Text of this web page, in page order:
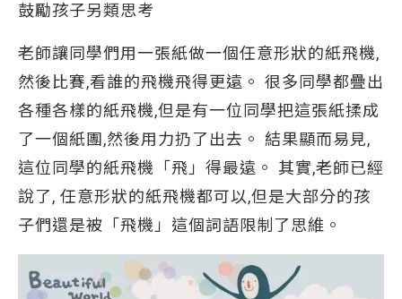
鼓勵孩子另類思考
老師讓同學們用一張紙做一個任意形狀的紙飛機,
然後比賽,看誰的飛機飛得更遠。 很多同學都疊出
各種各樣的紙飛機,但是有一位同學把這張紙揉成
了一個紙團,然後用力扔了出去。 結果顯而易見,
這位同學的紙飛機「飛」得最遠。 其實,老師已經
說了, 任意形狀的紙飛機都可以,但是大部分的孩
子們還是被「飛機」這個詞語限制了思維。